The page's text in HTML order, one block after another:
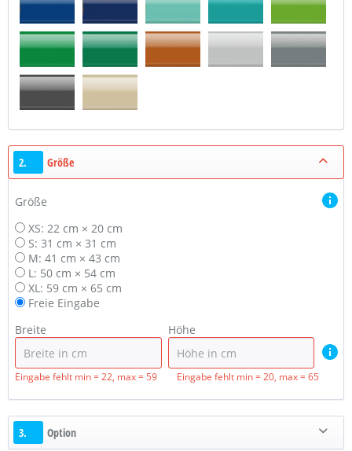
2. Größe
Größe
XS: 22 cm × 20 cm
S: 31 cm × 31 cm
M: 41 cm × 43 cm
L: 50 cm × 54 cm
XL: 59 cm × 65 cm
Freie Eingabe
Breite
Höhe
Eingabe fehlt min = 22, max = 59 Eingabe fehlt min = 20, max = 65
3. Option